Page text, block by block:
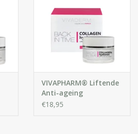
VIVAPHARM® Liftende
Anti-ageing
Gezichtscrème met
€18,95